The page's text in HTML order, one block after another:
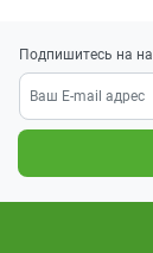
Подпишитесь на